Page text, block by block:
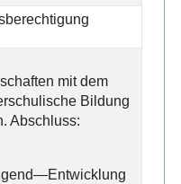
mit dem
Bildung
Abschluss: